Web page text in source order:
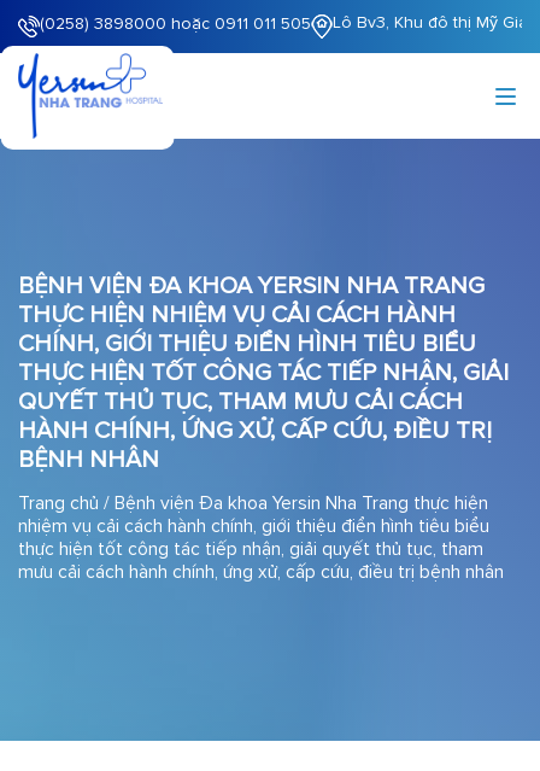
(0258) 3898000 hoặc 0911 011 505 Lô Bv3, Khu đô thị Mỹ
BỆNH VIỆN ĐA KHOA YERSIN NHA TRANG
THỰC HIỆN NHIỆM VỤ CẢI CÁCH HÀNH
CHÍNH, GIỚI THIỆU ĐIỂN HÌNH TIÊU BIỂU
THỰC HIỆN TỐT CÔNG TÁC TIẾP NHẬN, GIẢI
QUYẾT THỦ TỤC, THAM MƯU CẢI CÁCH
HÀNH CHÍNH, ỨNG XỬ, CẤP CỨU, ĐIỀU TRỊ
BỆNH NHÂN
Trang chủ / Bệnh viện Đa khoa Yersin Nha Trang thực hiện
nhiệm vụ cải cách hành chính, giới thiệu điển hình tiêu biểu
thực hiện tốt công tác tiếp nhận, giải quyết thủ tục, tham
mưu cải cách hành chính, ứng xử, cấp cứu, điều trị bệnh nhân